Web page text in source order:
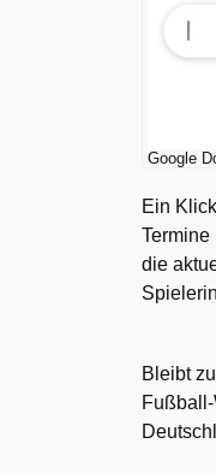
Google
Ein
die
Bleibt